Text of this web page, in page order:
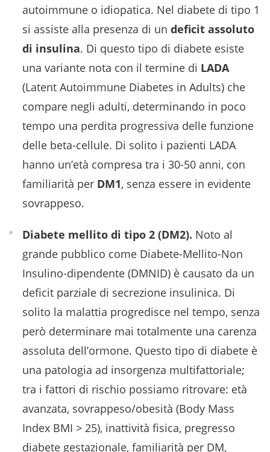
autoimmune o idiopatica. Nel diabete di tipo 1
si assiste alla presenza di un deficit assoluto
di insulina. Di questo tipo di diabete esiste
una variante nota con il termine di LADA
(Latent Autoimmune Diabetes in Adults) che
compare negli adulti, determinando in poco
tempo una perdita progressiva delle funzione
delle beta-cellule. Di solito i pazienti LADA
hanno un’età compresa tra i 30-50 anni, con
familiarità per DM1, senza essere in evidente
sovrappeso.
Diabete mellito di tipo 2 (DM2). Noto al
grande pubblico come Diabete-Mellito-Non
Insulino-dipendente (DMNID) è causato da un
deficit parziale di secrezione insulinica. Di
solito la malattia progredisce nel tempo, senza
però determinare mai totalmente una carenza
assoluta dell’ormone. Questo tipo di diabete è
una patologia ad insorgenza multifattoriale;
tra i fattori di rischio possiamo ritrovare: età
avanzata, sovrappeso/obesità (Body Mass
Index BMI > 25), inattività fisica, pregresso
diabete gestazionale, familiarità per DM,